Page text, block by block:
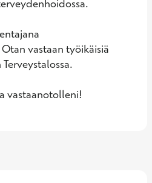
vastaan työikäisiä
vastaanotolleni!